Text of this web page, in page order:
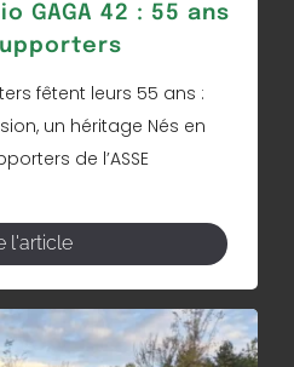
GAGA 42 : 55 ans
fêtent leurs 55 ans :
un héritage Nés en
de l’ASSE
l'article